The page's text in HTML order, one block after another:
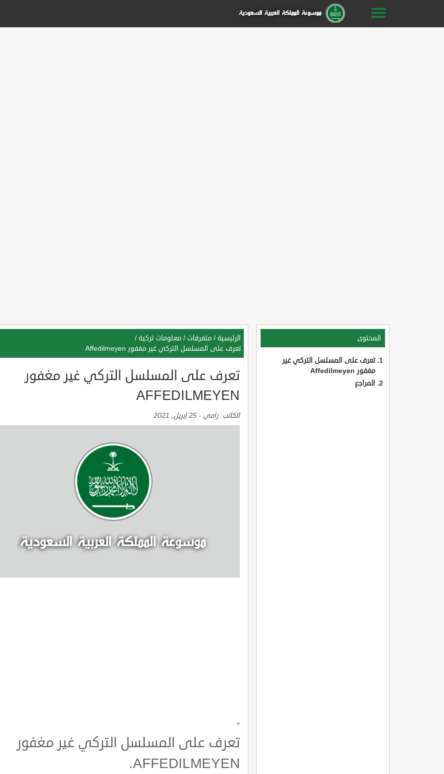
المحتوى
تعرف على المسلسل التركي غير
مغفور Affedilmeyen
المراجع
الرئيسية / متفرقات / معلومات تركية /
تعرف على المسلسل التركي غير مغفور Affedilmeyen
تعرف على المسلسل التركي غير مغفور
AFFEDILMEYEN
الكاتب: رامي - 25 إبريل, 2021
"
تعرف على المسلسل التركي غير مغفور
AFFEDILMEYEN.